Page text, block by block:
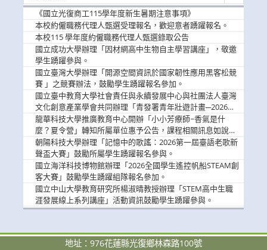
《國立光復商工115學年度新生暑期注意事項》
本校約僱職務代理人甄選受理報名，歡迎意者踴躍報名。
本校115 學年度約僱職務代理人甄選錄取公告
國立成功大學辦理「因材網高中生物自主學習講座」，敬邀
學生踴躍參與。
國立臺灣大學辦理「開源空間資訊於國家韌性應用黑客松競
賽 」之競賽辦法，鼓勵學生踴躍報名參加。
國立臺中教育大學社會責任與永續發展中心與社團法人臺灣
文化創意產業學會共同辦理「青發署青年壯遊計畫─2026臺
中舊城都市建築文化體驗」活動，敬邀學生踴躍報名參加，
公告周知。
龍華科技大學推廣教育中心開辦「小小芳療師~香氣是什
麼？夏令營」轉知所屬單位惠予公告，課程相關訊息如說
明。
朝陽科技大學辦理「記憶中的歌謠：2026第一屆臺語老歌新
聲盃大賽」鼓勵所屬學生踴躍報名參與。
國立海洋科技博物館辦理「2026全國學生遙控帆船STEAM創
客大賽」鼓勵學生踴躍組隊報名參加。
國立中山大學教育研究所楊淑晴教授辦理「STEM高中生職
涯發展線上系列講座」活動資訊鼓勵學生踴躍參與。
地址：976花蓮縣光復鄉林森路100號